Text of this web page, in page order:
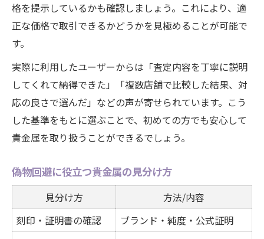
格を提示しているかも確認しましょう。これにより、適
正な価格で取引できるかどうかを見極めることが可能で
す。
実際に利用したユーザーからは「査定内容を丁寧に説明
してくれて納得できた」「複数店舗で比較した結果、対
応の良さで選んだ」などの声が寄せられています。こう
した基準をもとに選ぶことで、初めての方でも安心して
貴金属を取り扱うことができるでしょう。
偽物回避に役立つ貴金属の見分け方
見分け方
方法/内容
刻印・証明書の確認
ブランド・純度・公式証明